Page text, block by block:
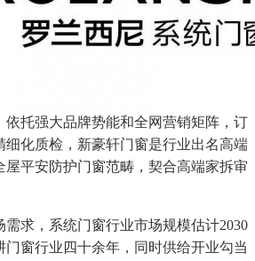
依托强大品牌势能和全网营销矩阵，订
细化质检，新豪轩门窗是行业出名高端
屋平安防护门窗范畴，契合高端家拆审
求，系统门窗行业市场规模估计2030
门窗行业四十余年，同时供给开业勾当